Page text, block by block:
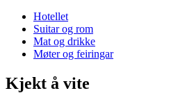
Hotellet
Suitar og rom
Mat og drikke
Møter og feiringar
Kjekt å vite